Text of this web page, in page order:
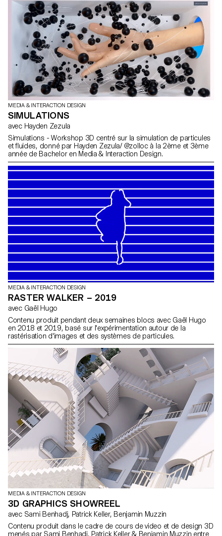
Clément Lambelet.
MEDIA & INTERACTION DESIGN
SIMULATIONS
avec Hayden Zezula
Simulations - Workshop 3D centré sur la simulation de particules
et fluides, donné par Hayden Zezula/ @zolloc à la 2ème et 3ème
année de Bachelor en Media & Interaction Design.
MEDIA & INTERACTION DESIGN
RASTER WALKER – 2019
avec Gaël Hugo
Contenu produit pendant deux semaines blocs avec Gaël Hugo
en 2018 et 2019, basé sur l'expérimentation autour de la
rastérisation d'images et des systèmes de particules.
MEDIA & INTERACTION DESIGN
3D GRAPHICS SHOWREEL
avec Sami Benhadj, Patrick Keller, Benjamin Muzzin
Contenu produit dans le cadre de cours de video et de design 3D
menés par Sami Benhadj, Patrick Keller & Benjamin Muzzin entre